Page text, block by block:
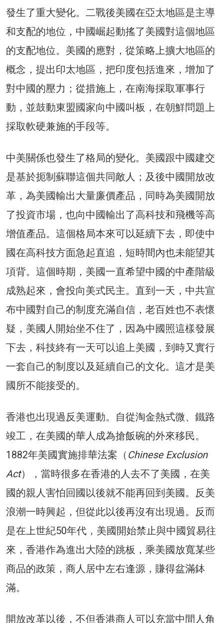
發生了重大變化。二戰後美國在亞太地區是主導
和支配的地位，中國崛起動搖了美國對這個地區
的支配地位。美國的應對，從策略上擴大地區的
概念，提出印太地區，把印度包括進來，增加了
對中國的壓力；從措施上，在南海採取軍事行
動，並鼓動東盟國家向中國叫板，在朝鮮問題上
採取軟硬兼施的手段等。
中美關係也發生了格局的變化。美國跟中國建交
是基於扼制蘇聯這個共同敵人；及後中國開放改
革，為美國輸出大量廉價產品，同時為美國開放
了投資市場，也向中國輸出了高科技和飛機等高
增值產品。這個格局本來可以延續下去，即使中
國在高科技方面急起直追，短時間內也未能望其
項背。這個時期，美國一直希望中國的中產階級
成熟起來，會投向美式民主。直到一天，中共宣
布中國對自己的制度充滿自信，老百姓也不表懷
疑，美國人開始坐不住了，因為中國照這樣發展
下去，科技終有一天可以追上美國，到時又實行
一套自己的制度以及延續自己的文化。這才是美
國所不能接受的。
香港也出現過反美運動。自從淘金熱式微、鐵路
竣工，在美國的華人成為搶飯碗的外來移民。
1882年美國實施排華法案（ Chinese Exclusion
Act），當時很多在香港的人去不了美國，在美
國的親人害怕回國以後就不能再回到美國。反美
浪潮一時興起，但從此以後再沒有出現過。反而
是在上世紀50年代，美國開始禁止與中國貿易往
來，香港作為進出大陸的跳板，乘美國放寬某些
商品的政策，商人居中左右逢源，賺得盆滿鉢
滿。
開放改革以後，不但香港商人可以充當中間人角